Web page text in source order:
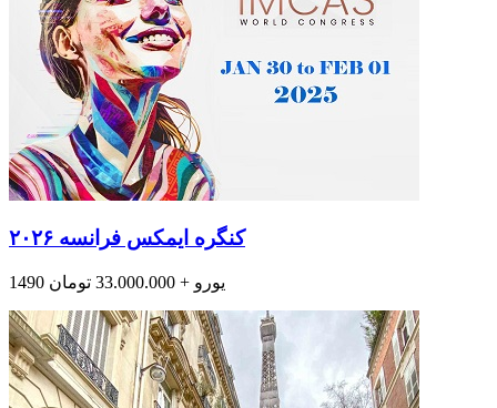
کنگره ایمکس فرانسه ۲۰۲۶
1490 یورو + 33.000.000 تومان